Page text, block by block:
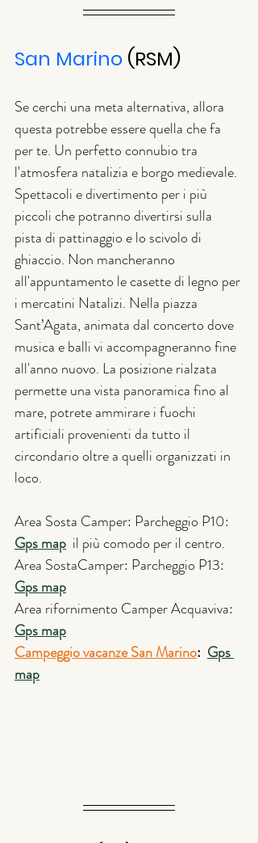
San Marino (RSM)
Se cerchi una meta alternativa, allora
questa potrebbe essere quella che fa
per te. Un perfetto connubio tra
l'atmosfera natalizia e borgo medievale.
Spettacoli e divertimento per i più
piccoli che potranno divertirsi sulla
pista di pattinaggio e lo scivolo di
ghiaccio. Non mancheranno
all'appuntamento le casette di legno per
i mercatini Natalizi. Nella piazza
Sant’Agata, animata dal concerto dove
musica e balli vi accompagneranno fine
all'anno nuovo. La posizione rialzata
permette una vista panoramica fino al
mare, potrete ammirare i fuochi
artificiali provenienti da tutto il
circondario oltre a quelli organizzati in
loco.
Area Sosta Camper: Parcheggio P10:
Gps map
  il più comodo per il centro.
Area SostaCamper: Parcheggio P13:
Gps map
Area rifornimento Camper Acquaviva:
Gps map
Campeggio vacanze San Marino: Gps
map